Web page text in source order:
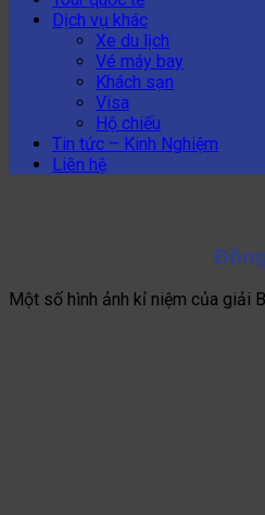
Dịch vụ khác
Xe du lịch
Vé máy bay
Khách sạn
Visa
Hộ chiếu
Tin tức – Kinh Nghiệm
Liên hệ
Một số hình ảnh kỉ niệm của giải